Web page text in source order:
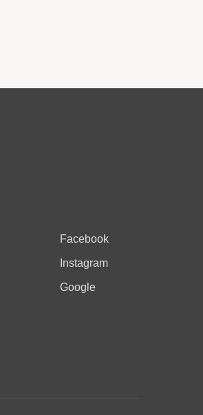
Facebook
Instagram
Google